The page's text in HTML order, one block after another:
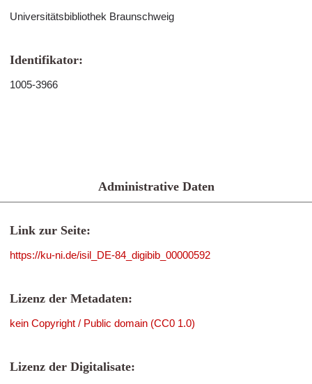
Universitätsbibliothek Braunschweig
Identifikator:
1005-3966
Administrative Daten
Link zur Seite:
https://ku-ni.de/isil_DE-84_digibib_00000592
Lizenz der Metadaten:
kein Copyright / Public domain (CC0 1.0)
Lizenz der Digitalisate: